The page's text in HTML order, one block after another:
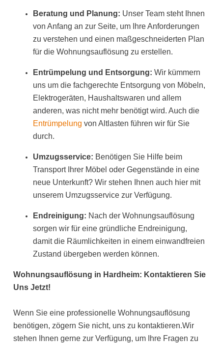
Beratung und Planung: Unser Team steht Ihnen
von Anfang an zur Seite, um Ihre Anforderungen
zu verstehen und einen maßgeschneiderten Plan
für die Wohnungsauflösung zu erstellen.
Entrümpelung und Entsorgung: Wir kümmern
uns um die fachgerechte Entsorgung von Möbeln,
Elektrogeräten, Haushaltswaren und allem
anderen, was nicht mehr benötigt wird. Auch die
Entrümpelung von Altlasten führen wir für Sie
durch.
Umzugsservice: Benötigen Sie Hilfe beim
Transport Ihrer Möbel oder Gegenstände in eine
neue Unterkunft? Wir stehen Ihnen auch hier mit
unserem Umzugsservice zur Verfügung.
Endreinigung: Nach der Wohnungsauflösung
sorgen wir für eine gründliche Endreinigung,
damit die Räumlichkeiten in einem einwandfreien
Zustand übergeben werden können.
Wohnungsauflösung in Hardheim: Kontaktieren Sie
Uns Jetzt!
Wenn Sie eine professionelle Wohnungsauflösung
benötigen, zögern Sie nicht, uns zu kontaktieren.Wir
stehen Ihnen gerne zur Verfügung, um Ihre Fragen zu